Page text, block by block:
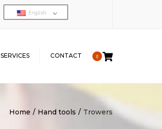
English
SERVICES CONTACT 0
Home Hand tools Trowers